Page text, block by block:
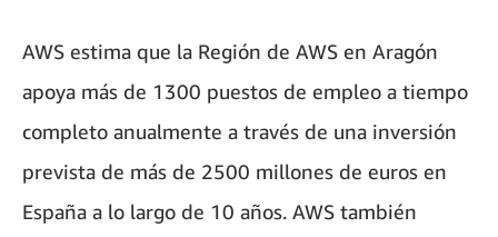
AWS estima que la Región de AWS en Aragón
apoya más de 1300 puestos de empleo a tiempo
completo anualmente a través de una inversión
prevista de más de 2500 millones de euros en
España a lo largo de 10 años. AWS también